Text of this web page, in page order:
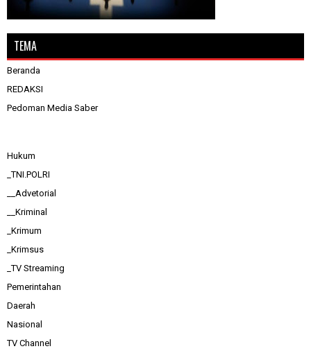
TEMA
Beranda
REDAKSI
Pedoman Media Saber
Hukum
_TNI.POLRI
__Advetorial
__Kriminal
_Krimum
_Krimsus
_TV Streaming
Pemerintahan
Daerah
Nasional
TV Channel